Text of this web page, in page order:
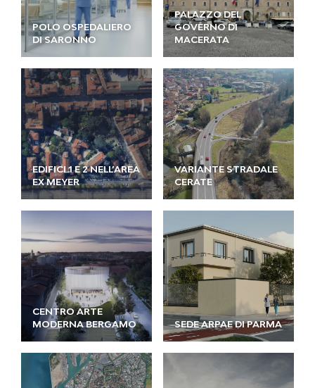
POLO OSPEDALIERO
DI SARONNO
PALAZZO DEL
GOVERNO DI
MACERATA
EDIFICI 1 E 2 NELL’AREA
EX MEYER
VARIANTE STRADALE
CERATE
CENTRO ARTE
MODERNA BERGAMO
SEDE ARPAE DI PARMA